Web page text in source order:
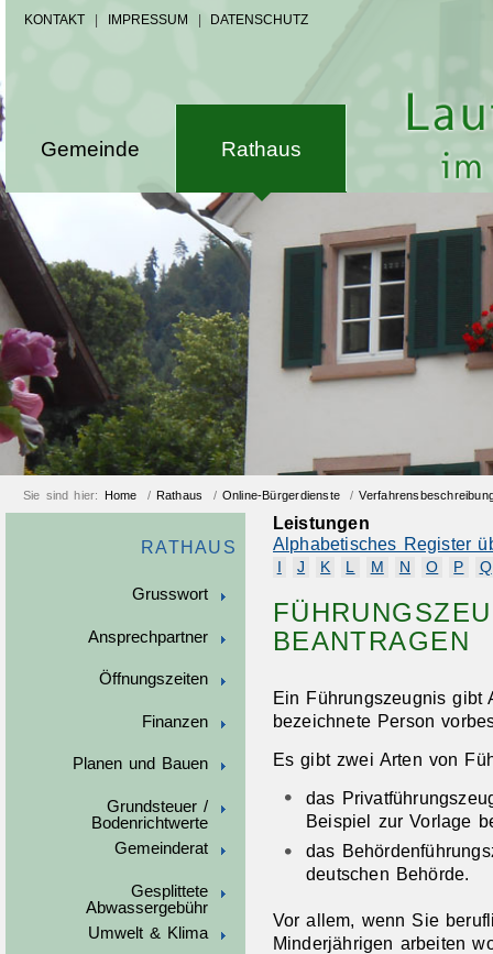
KONTAKT IMPRESSUM DATENSCHUTZ
Gemeinde Rathaus
Sie sind hier: Home / Rathaus / Online-Bürgerdienste /
RATHAUS
Grusswort
Ansprechpartner
Öffnungszeiten
Finanzen
Planen und Bauen
Grundsteuer /
Bodenrichtwerte
Gemeinderat
Gesplittete
Abwassergebühr
Umwelt & Klima
Leistungen
Alphabetisches Register
J K L M N O P Q
BEANTRAGEN
Ein Führungszeugnis gibt
bezeichnete Person
Es gibt zwei Arten von
das
Beispiel zur Vorlage
das
deutschen Behörde.
Vor allem, wenn Sie
Minderjährigen arbeiten